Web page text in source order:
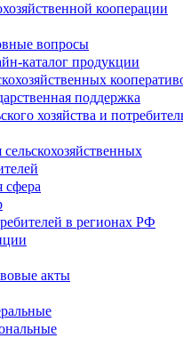
кооперации
вопросы
каталог продукции
поддержка
хозяйства и
сфера
в регионах РФ
акты